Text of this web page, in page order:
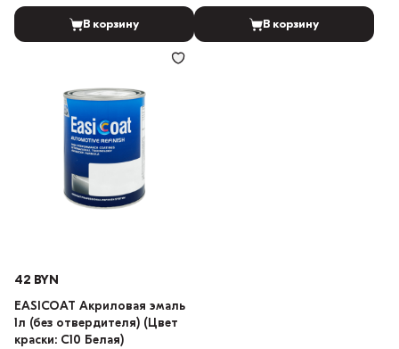
В корзину В корзину
42 BYN
EASICOAT Акриловая эмаль
1л (без отвердителя) (Цвет
краски: C10 Белая)